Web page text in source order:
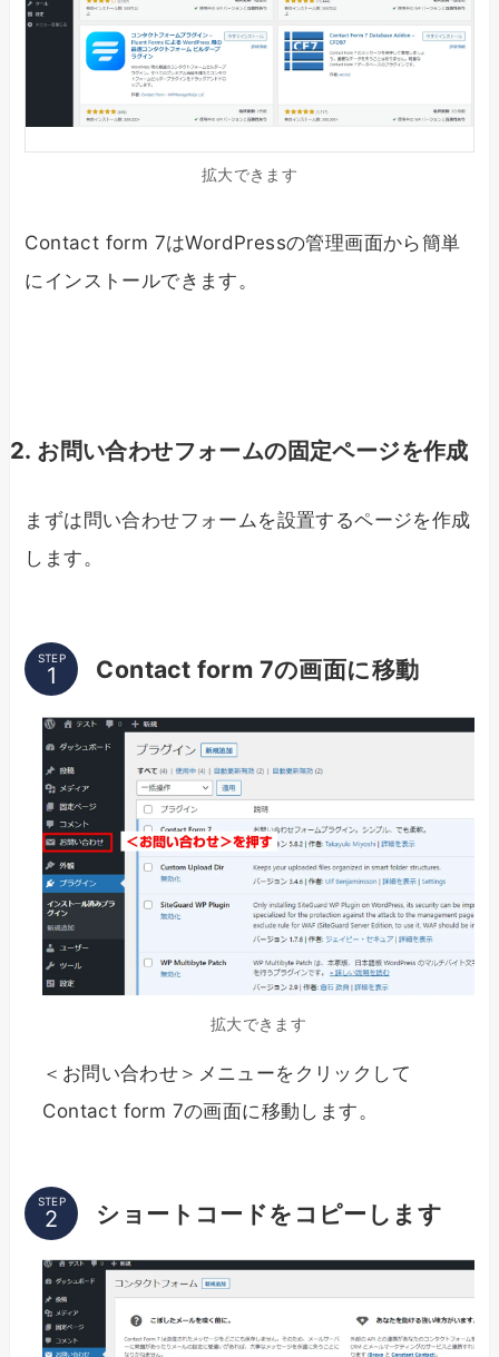
拡大できます
Contact form 7はWordPressの管理画面から簡単
にインストールできます。
2. お問い合わせフォームの固定ページを作成
まずは問い合わせフォームを設置するページを作成
します。
STEP Contact form 7の画面に移動
拡大できます
＜お問い合わせ＞メニューをクリックして
Contact form 7の画面に移動します。
STEP ショートコードをコピーします